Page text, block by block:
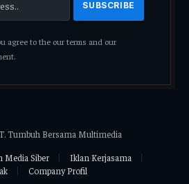
agree to the our terms and our
Tumbuh Bersama Multimedia
Media Siber
Iklan Kerjasama
Company Profil